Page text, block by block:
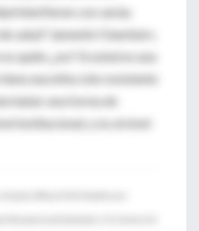
interfieren con varias
salud", lamentó Chambers.
quién, ¿no? Si usted es una
una infección resistente
haber una forma de
institucional, y no al nivel